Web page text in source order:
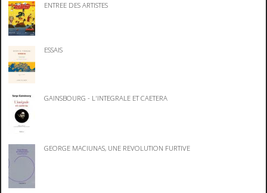
ENTREE DES ARTISTES
ESSAIS
GAINSBOURG - L'INTEGRALE ET CAETERA
GEORGE MACIUNAS, UNE REVOLUTION FURTIVE